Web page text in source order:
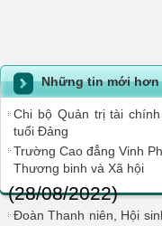
Những tin mới hơn
Chi bộ Quản trị tài
tuổi Đảng
Trường Cao đẳng Vinh
Thương binh và Xã hội
(28/08/2022)
Đoàn Thanh niên, Hội